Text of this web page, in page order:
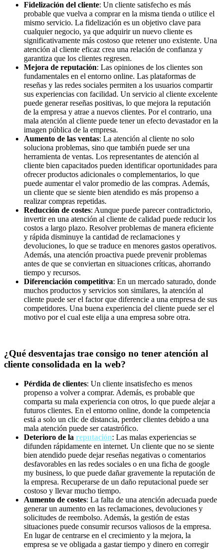
Fidelización del cliente: Un cliente satisfecho es más
probable que vuelva a comprar en la misma tienda o utilice el
mismo servicio. La fidelización es un objetivo clave para
cualquier negocio, ya que adquirir un nuevo cliente es
significativamente más costoso que retener uno existente. Una
atención al cliente eficaz crea una relación de confianza y
garantiza que los clientes regresen.
Mejora de reputación: Las opiniones de los clientes son
fundamentales en el entorno online. Las plataformas de
reseñas y las redes sociales permiten a los usuarios compartir
sus experiencias con facilidad. Un servicio al cliente excelente
puede generar reseñas positivas, lo que mejora la reputación
de la empresa y atrae a nuevos clientes. Por el contrario, una
mala atención al cliente puede tener un efecto devastador en la
imagen pública de la empresa.
Aumento de las ventas: La atención al cliente no solo
soluciona problemas, sino que también puede ser una
herramienta de ventas. Los representantes de atención al
cliente bien capacitados pueden identificar oportunidades para
ofrecer productos adicionales o complementarios, lo que
puede aumentar el valor promedio de las compras. Además,
un cliente que se siente bien atendido es más propenso a
realizar compras repetidas.
Reducción de costes: Aunque puede parecer contradictorio,
invertir en una atención al cliente de calidad puede reducir los
costos a largo plazo. Resolver problemas de manera eficiente
y rápida disminuye la cantidad de reclamaciones y
devoluciones, lo que se traduce en menores gastos operativos.
Además, una atención proactiva puede prevenir problemas
antes de que se conviertan en situaciones críticas, ahorrando
tiempo y recursos.
Diferenciación competitiva: En un mercado saturado, donde
muchos productos y servicios son similares, la atención al
cliente puede ser el factor que diferencie a una empresa de sus
competidores. Una buena experiencia del cliente puede ser el
motivo por el cual este elija a una empresa sobre otra.
¿Qué desventajas trae consigo no tener atención al
cliente consolidada en la web?
Pérdida de clientes: Un cliente insatisfecho es menos
propenso a volver a comprar. Además, es probable que
comparta su mala experiencia con otros, lo que puede alejar a
futuros clientes. En el entorno online, donde la competencia
está a solo un clic de distancia, perder clientes debido a una
mala atención puede ser catastrófico.
Deterioro de la reputación: Las malas experiencias se
difunden rápidamente en internet. Un cliente que no se siente
bien atendido puede dejar reseñas negativas o comentarios
desfavorables en las redes sociales o en una ficha de google
my business, lo que puede dañar gravemente la reputación de
la empresa. Recuperarse de un daño reputacional puede ser
costoso y llevar mucho tiempo.
Aumento de costes: La falta de una atención adecuada puede
generar un aumento en las reclamaciones, devoluciones y
solicitudes de reembolso. Además, la gestión de estas
situaciones puede consumir recursos valiosos de la empresa.
En lugar de centrarse en el crecimiento y la mejora, la
empresa se ve obligada a gastar tiempo y dinero en corregir